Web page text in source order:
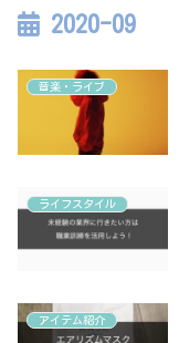
2020-09
音楽・ライブ
ライフスタイル
アイテム紹介